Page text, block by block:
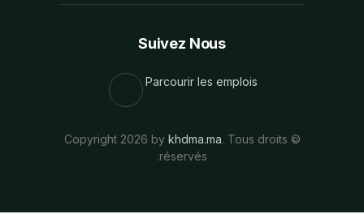
Suivez Nous
Parcourir les emplois
khdma.ma. Tous droits
réservés.